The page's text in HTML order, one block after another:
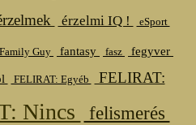
érzelmi IQ ! eSport
Family Guy fantasy fasz fegyver
FELIRAT: Egyéb FELIRAT:
Nincs felismerés